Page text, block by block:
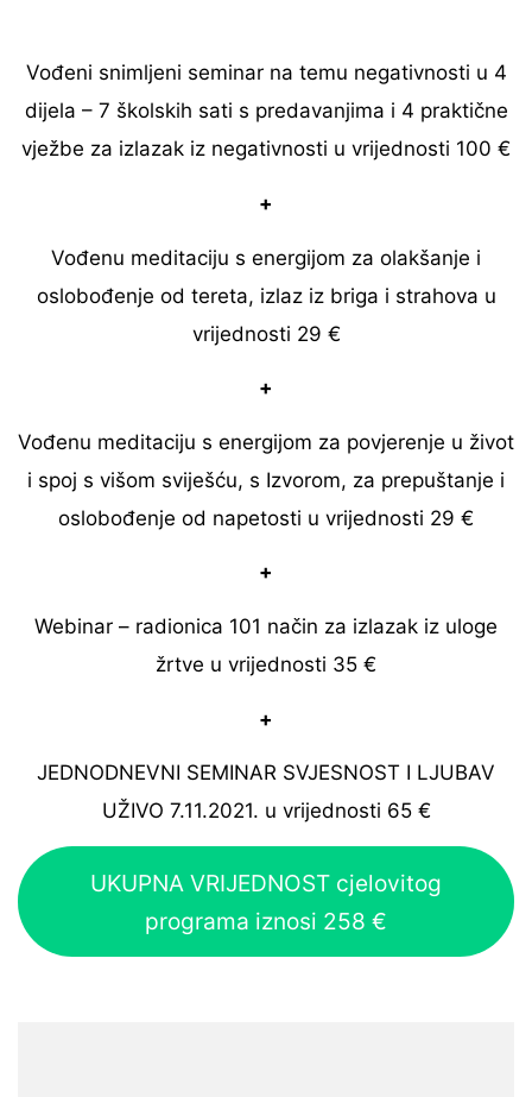
Vođeni snimljeni seminar na temu negativnosti u 4
dijela – 7 školskih sati s predavanjima i 4 praktične
vježbe za izlazak iz negativnosti u vrijednosti 100 €
+
Vođenu meditaciju s energijom za olakšanje i
oslobođenje od tereta, izlaz iz briga i strahova u
vrijednosti 29 €
+
Vođenu meditaciju s energijom za povjerenje u život
i spoj s višom sviješću, s Izvorom, za prepuštanje i
oslobođenje od napetosti u vrijednosti 29 €
+
Webinar – radionica 101 način za izlazak iz uloge
žrtve u vrijednosti 35 €
+
JEDNODNEVNI SEMINAR SVJESNOST I LJUBAV
UŽIVO 7.11.2021. u vrijednosti 65 €
UKUPNA VRIJEDNOST cjelovitog
programa iznosi 258 €